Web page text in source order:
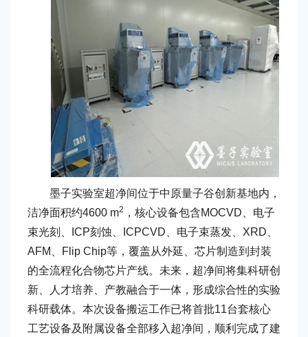
墨子实验室超净间位于中原量子谷创新基地内，
洁净面积约4600 m2 ，核心设备包含MOCVD、电子
束光刻、ICP刻蚀、ICPCVD、电子束蒸发、XRD、
AFM、Flip Chip等，覆盖从外延、芯片制造到封装
的全流程化合物芯片产线。未来，超净间将集科研创
新、人才培养、产教融合于一体，形成综合性的实验
科研载体。本次设备搬运工作已将首批11台套核心
工艺设备及附属设备全部移入超净间，顺利完成了建